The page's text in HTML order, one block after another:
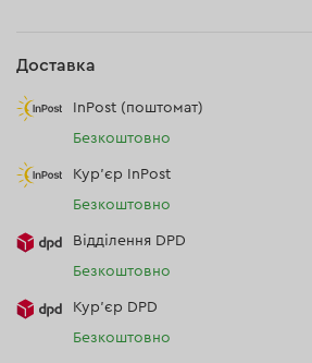
Доставка
InPost (поштомат)
Безкоштовно
Кур'єр InPost
Безкоштовно
Відділення DPD
Безкоштовно
Кур’єр DPD
Безкоштовно